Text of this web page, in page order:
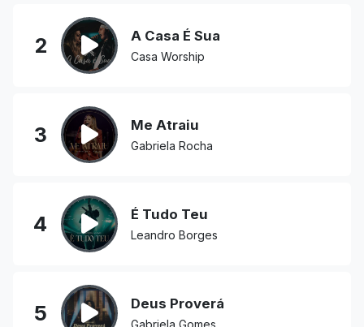
2 A Casa É Sua
Casa Worship
3 Me Atraiu
Gabriela Rocha
4 É Tudo Teu
Leandro Borges
5 Deus Proverá
Gabriela Gomes